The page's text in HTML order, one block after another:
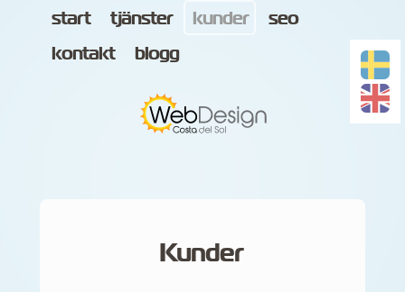
start tjänster kunder
seo
kontakt
blogg
Kunder